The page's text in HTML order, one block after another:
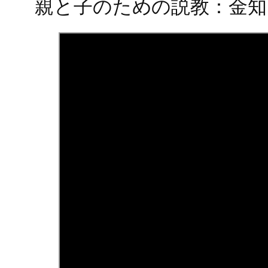
親と子のための説教：金